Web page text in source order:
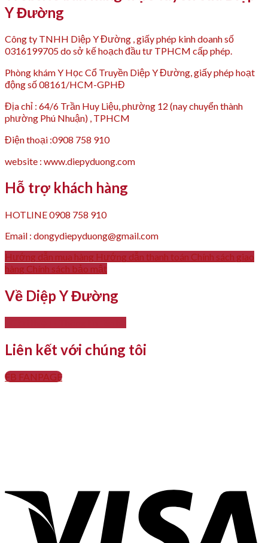
Y Đường
Công ty TNHH Diệp Y Đường , giấy phép kinh doanh số
0316199705 do sở kế hoạch đầu tư TPHCM cấp phép.
Phòng khám Y Học Cổ Truyền Diệp Y Đường, giấy phép hoạt
động số 08161/HCM-GPHĐ
Địa chỉ : 64/6 Trần Huy Liệu, phường 12 (nay chuyển thành
phường Phú Nhuận) , TPHCM
Điện thoại :0908 758 910
website : www.diepyduong.com
Hỗ trợ khách hàng
HOTLINE 0908 758 910
Email : dongydiepyduong@gmail.com
Hướng dẫn mua hàng Hướng dẫn thanh toán Chính sách giao
hàng Chính sách bảo mật
Về Diệp Y Đường
Liên kết với chúng tôi
FB FANPAGE